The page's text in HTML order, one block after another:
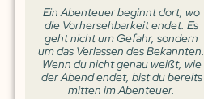
Ein Abenteuer beginnt dort, wo
die Vorhersehbarkeit endet. Es
geht nicht um Gefahr, sondern
um das Verlassen des Bekannten.
Wenn du nicht genau weißt, wie
der Abend endet, bist du bereits
mitten im Abenteuer.